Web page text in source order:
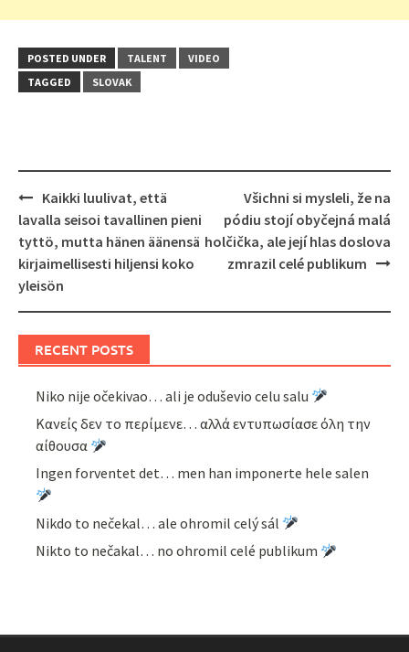
POSTED UNDER TALENT
VIDEO
TAGGED
SLOVAK
Post
navigation
Kaikki luulivat, että
lavalla seisoi tavallinen pieni
tyttö, mutta hänen äänensä
kirjaimellisesti hiljensi koko
yleisön
Všichni si mysleli, že na
pódiu stojí obyčejná malá
holčička, ale její hlas doslova
zmrazil celé publikum
RECENT POSTS
Niko nije očekivao… ali je oduševio celu salu
Κανείς δεν το περίμενε… αλλά εντυπωσίασε όλη την
αίθουσα
Ingen forventet det… men han imponerte hele salen
Nikdo to nečekal… ale ohromil celý sál
Nikto to nečakal… no ohromil celé publikum